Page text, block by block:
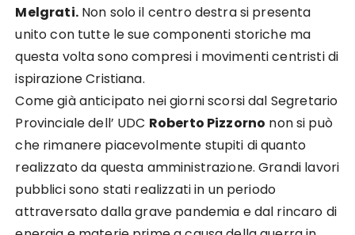
Melgrati.Non solo il centro destra si presenta
unito con tutte le sue componenti storiche ma
questa volta sono compresi i movimenti centristi di
ispirazione Cristiana.
Come già anticipato nei giorni scorsi dal Segretario
Provinciale dell’ UDC Roberto Pizzorno non si può
che rimanere piacevolmente stupiti di quanto
realizzato da questa amministrazione. Grandi lavori
pubblici sono stati realizzati in un periodo
attraversato dalla grave pandemia e dal rincaro di